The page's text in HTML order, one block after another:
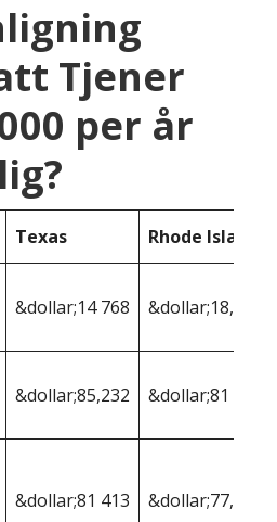
Tjener
per år
Texas Rhode Island
&dollar;14 768 &dollar;18,187
&dollar;85,232 &dollar;81 813
&dollar;81 413 &dollar;77,339